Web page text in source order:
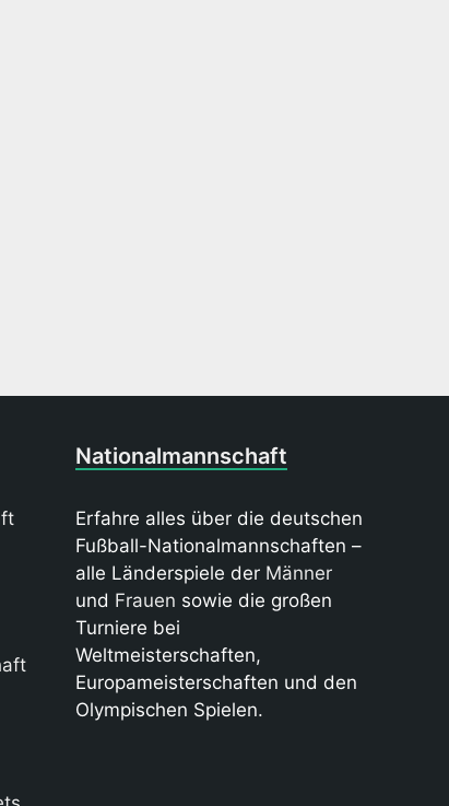
Nationalmannschaft
Erfahre alles über die deutschen
Fußball-Nationalmannschaften –
alle Länderspiele der Männer
und Frauen sowie die großen
Turniere bei
Weltmeisterschaften,
Europameisterschaften und den
Olympischen Spielen.